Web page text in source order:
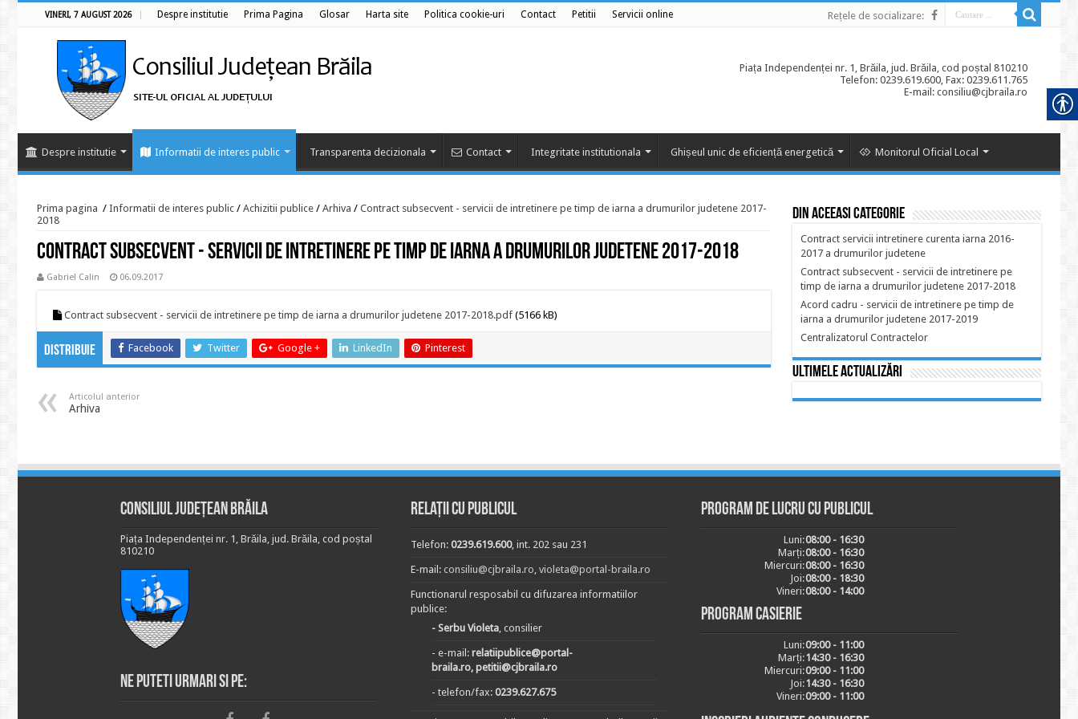
VINERI, 7 AUGUST 2026 Despre institutie Prima Pagina Glosar Harta site Politica cookie-uri Contact Petitii Servicii online Rețele de socializare:
Piața Independenței nr. 1, Brăila, jud. Brăila, cod poștal 810210
Telefon: 0239.619.600, Fax: 0239.611.765
E-mail: consiliu@cjbraila.ro
Despre institutie Informatii de interes public Transparenta decizionala Contact Integritate institutionala Ghișeul unic de eficiență energetică Monitorul Oficial Local
Prima pagina / Informatii de interes public / Achizitii publice / Arhiva / Contract subsecvent - servicii de intretinere pe timp de iarna a drumurilor judetene 2017-
2018
Contract subsecvent - servicii de intretinere pe timp de iarna a drumurilor judetene 2017-2018
Gabriel Calin 06.09.2017
Contract subsecvent - servicii de intretinere pe timp de iarna a drumurilor judetene 2017-2018.pdf (5166 kB)
Distribuie Facebook Twitter Google + LinkedIn Pinterest
Articolul anterior
Arhiva
Din aceeasi categorie
Contract servicii intretinere curenta iarna 2016-
2017 a drumurilor judetene
Contract subsecvent - servicii de intretinere pe
timp de iarna a drumurilor judetene 2017-2018
Acord cadru - servicii de intretinere pe timp de
iarna a drumurilor judetene 2017-2019
Centralizatorul Contractelor
Ultimele actualizări
Consiliul Județean Brăila
Piața Independenței nr. 1, Brăila, jud. Brăila, cod poștal
810210
Ne puteti urmari si pe:
Relații cu publicul
Telefon: 0239.619.600, int. 202 sau 231
E-mail: consiliu@cjbraila.ro, violeta@portal-braila.ro
Functionarul resposabil cu difuzarea informatiilor
publice:
- Serbu Violeta, consilier
- e-mail: relatiipublice@portal-
braila.ro, petitii@cjbraila.ro
- telefon/fax: 0239.627.675
Program de lucru cu publicul
Luni:08:00 - 16:30
Marți:08:00 - 16:30
Miercuri:08:00 - 16:30
Joi:08:00 - 18:30
Vineri:08:00 - 14:00
Program casierie
Luni:09:00 - 11:00
Marți:14:30 - 16:30
Miercuri:09:00 - 11:00
Joi:14:30 - 16:30
Vineri:09:00 - 11:00